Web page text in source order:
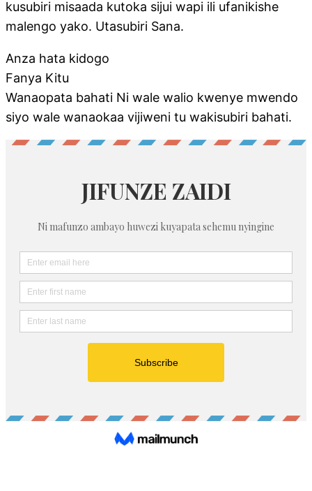
kusubiri misaada kutoka sijui wapi ili ufanikishe
malengo yako. Utasubiri Sana.
Anza hata kidogo
Fanya Kitu
Wanaopata bahati Ni wale walio kwenye mwendo
siyo wale wanaokaa vijiweni tu wakisubiri bahati.